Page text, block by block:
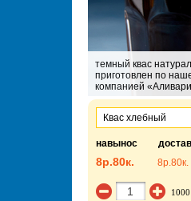
темный квас
приготовлен по
компанией
навынос
8р.80к. 8р.80к.